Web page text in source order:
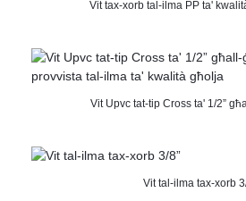
Vit tax-xorb tal-ilma PP ta'
Vit Upvc tat-tip Cross ta' 1/2”
Vit tal-ilma tax-xorb